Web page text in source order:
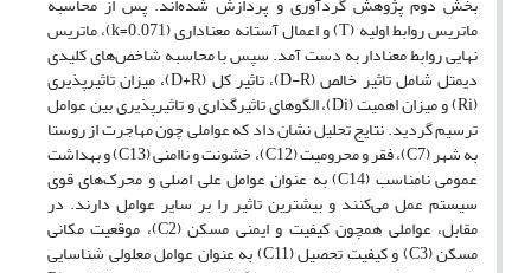
ماتریس روابط اولیه (T) و اعمال آستانه معناداری (k=0.071)، ماتریس
نهایی روابط معنادار به دست آمد. سپس با محاسبه شاخص‌های کلیدی
دیمتل شامل تاثیر خالص (D-R)، تاثیر کل (D+R)، میزان تاثیرپذیری
(Ri) و میزان اهمیت (Di)، الگوهای تاثیرگذاری و تاثیرپذیری بین عوامل
ترسیم گردید. نتایج تحلیل نشان داد که عواملی چون مهاجرت از روستا
به شهر (C7)، فقر و محرومیت (C12)، خشونت و ناامنی (C13) و بهداشت
عمومی نامناسب (C14) به عنوان عوامل علی اصلی و محرک‌های قوی
سیستم عمل می‌کنند و بیشترین تاثیر را بر سایر عوامل دارند. در
مقابل، عواملی همچون کیفیت و ایمنی مسکن (C2)، موقعیت مکانی
مسکن (C3) و کیفیت تحصیل (C11) به عنوان عوامل معلولی شناسایی